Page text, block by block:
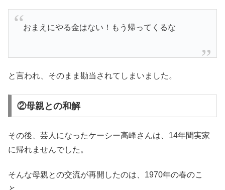
おまえにやる金はない！もう帰ってくるな
と言われ、そのまま勘当されてしまいました。
②母親との和解
その後、芸人になったケーシー高峰さんは、14年間実家
に帰れませんでした。
そんな母親との交流が再開したのは、1970年の春のこ